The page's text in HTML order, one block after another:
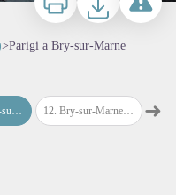
>Parigi a Bry-sur-Marne
12. Bry-sur-Marne a Lagny-sur-Marne 13
➜